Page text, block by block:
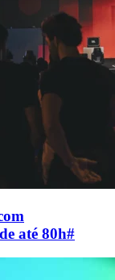
até 80h#